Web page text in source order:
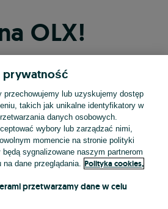
OLX!
przez Facebooka
przez konto Apple
przez konto Google
LUB
prywatność
przechowujemy lub uzyskujemy dostęp
takich jak unikalne identyfikatory w
danych osobowych.
wybory lub zarządzać nimi,
momencie na stronie polityki
sygnalizowane naszym partnerom
na dane przeglądania.
Polityka cookies,
przetwarzamy dane w celu